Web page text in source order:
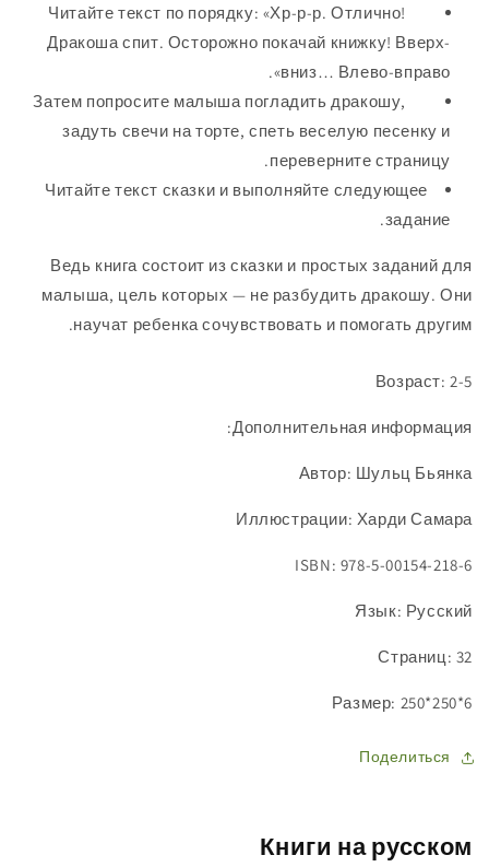
Читайте текст по порядку: «Хр-р-р. Отлично!
Дракоша спит. Осторожно покачай книжку! Вверх-
вниз… Влево-вправо».
Затем попросите малыша погладить дракошу,
задуть свечи на торте, спеть веселую песенку и
переверните страницу.
Читайте текст сказки и выполняйте следующее
задание.
Ведь книга состоит из сказки и простых заданий для
малыша, цель которых — не разбудить дракошу. Они
научат ребенка сочувствовать и помогать другим.
Возраст: 2-5
Дополнительная информация:
Автор: Шульц Бьянка
Иллюстрации: Харди Самара
ISBN: 978-5-00154-218-6
Язык: Русский
Страниц: 32
Размер: 250*250*6
Поделиться
Книги на русском